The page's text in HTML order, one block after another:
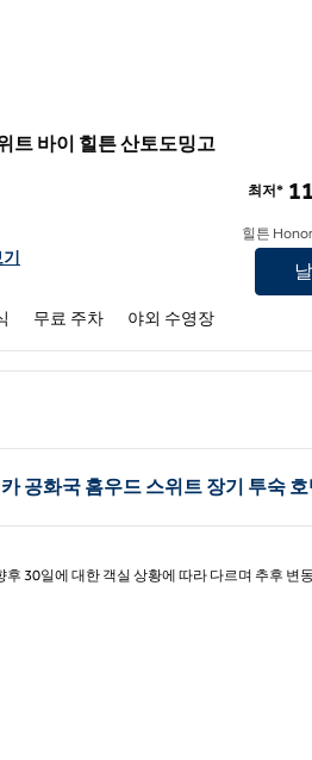
트 바이 힐튼 산토도밍고
바이 힐튼 산토도밍고의 호텔 정보 보기
최저*
힐튼
무료 주차 야외 수영장
공화국 홈우드 스위트 장기 투숙 호
후 30일에 대한 객실 상황에 따라 다르며 추후 변